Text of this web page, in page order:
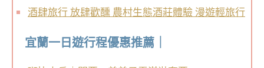
酒肆旅行 放肆歡醺 農村生態酒莊體驗 漫遊輕旅行
宜蘭一日遊行程優惠推薦｜